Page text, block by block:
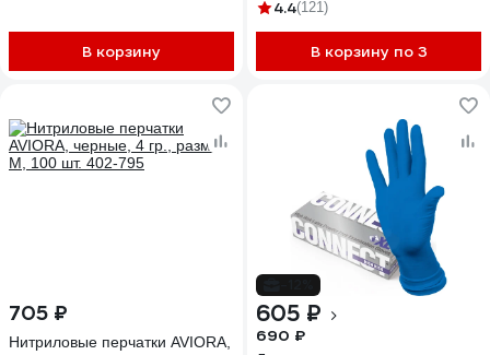
В корзину
4.4(121)
В корзину по 3
705 ₽
Нитриловые перчатки AVIORA,
605 ₽
690 ₽